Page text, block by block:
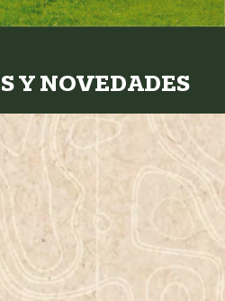
Y NOVEDADES